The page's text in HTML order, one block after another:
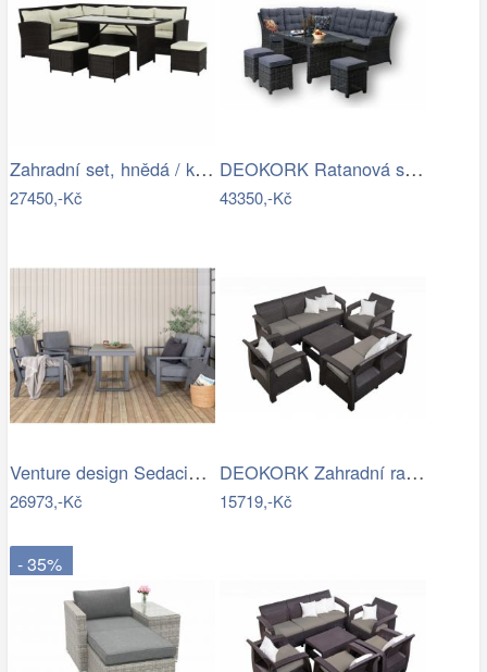
Zahradní set, hnědá / krémová, STARK…
27450,-Kč
DEOKORK Ratanová sestava DAKOTA …
43350,-Kč
Venture design Sedacia súprava…
26973,-Kč
DEOKORK Zahradní ratanová sestava …
15719,-Kč
- 35%